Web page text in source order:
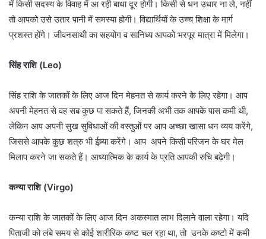
में किसी सदस्य के विवाह में आ रही बाधा दूर होगी। किसी से धन उधार ना ले, नहीं
तो आपको उसे उतार पानी में समस्या होगी। विद्यार्थियों के उच्च शिक्षा के मार्ग
प्रशस्त होंगे। जीवनसाथी का सहयोग व सानिध्य आपको भरपूर मात्रा में मिलेगा।
सिंह राशि (Leo)
सिंह राशि के जातकों के लिए आज दिन मेहनत से कार्य करने के लिए रहेगा। आप
अपनी मेहनत से वह सब कुछ पा सकते हैं, जिनकी अभी तक आपके पास कमी थी,
लेकिन आप अपनी सुख सुविधाओं की वस्तुओं पर आप अच्छा खासा धन व्यय करेंगे,
जिससे आपके कुछ शत्रु भी ईष्र्या करेंगे। आप अपने किसी परिजन के घर मेल
मिलाप करने जा सकते हैं। आध्यात्मिक के कार्य के प्रति आपकी रुचि बढ़ेगी।
कन्या राशि (Virgo)
कन्या राशि के जातकों के लिए आज दिन अकस्मात लाभ दिलाने वाला रहेगा। यदि
पिताजी को लंबे समय से कोई शारीरिक कष्ट चल रहा था, तो उनके कष्टो में कमी